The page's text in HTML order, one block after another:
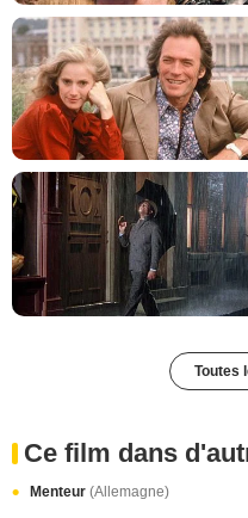
Toutes
Ce film dans
Menteur (Allemagne)